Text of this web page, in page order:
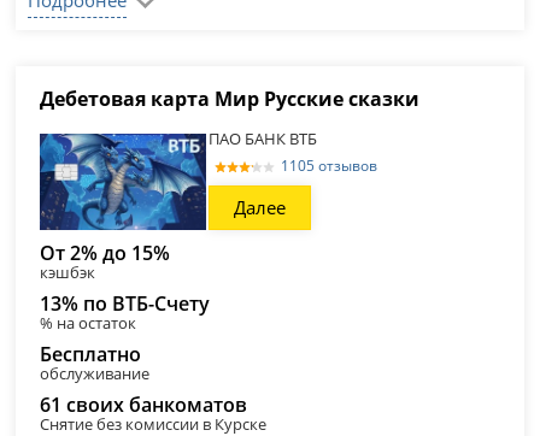
Дебетовая карта Мир Русские сказки
ПАО БАНК ВТБ
1105 отзывов
Далее
От 2% до 15%
кэшбэк
13% по ВТБ-Счету
% на остаток
Бесплатно
обслуживание
61 своих банкоматов
Снятие без комиссии в Курске